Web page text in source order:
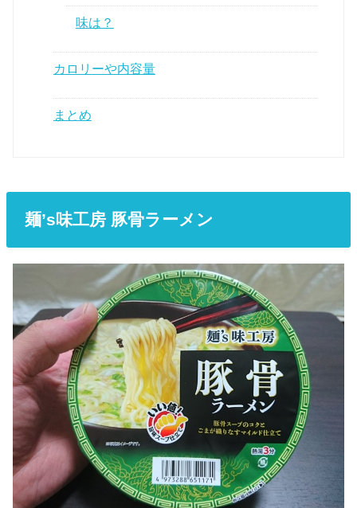
味は？
カロリーや内容量
まとめ
麺’s味工房 豚骨ラーメン